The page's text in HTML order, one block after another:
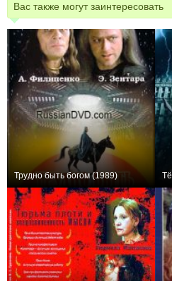
Вас также могут заинтересовать
Трудно быть богом (1989)